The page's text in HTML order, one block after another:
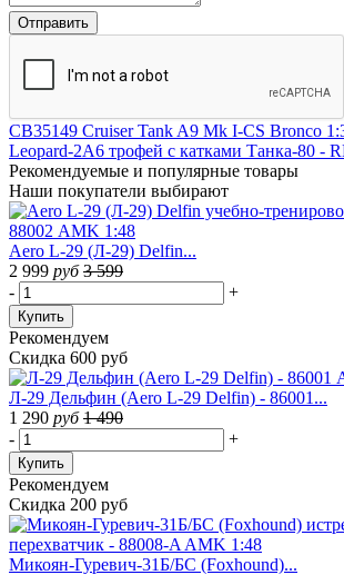
CB35149 Cruiser Tank A9 Mk I-CS Bronco
Leopard-2A6 трофей с катками Танка-80 -
Рекомендуемые и популярные товары
Наши покупатели выбирают
Aero L-29 (Л-29) Delfin...
2 999 руб 3 599
-
+
Купить
Рекомендуем
Скидка 600 руб
Л-29 Дельфин (Aero L-29 Delfin) - 86001...
1 290 руб 1 490
-
+
Купить
Рекомендуем
Скидка 200 руб
Микоян-Гуревич-31Б/БС (Foxhound)...